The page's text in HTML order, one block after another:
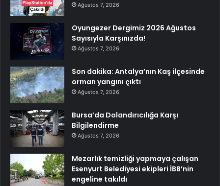
Ağustos 7, 2026
Oyungezer Dergimiz 2026 Ağustos
Sayısıyla Karşınızda!
Ağustos 7, 2026
Son dakika: Antalya’nın Kaş ilçesinde
orman yangını çıktı
Ağustos 7, 2026
Bursa’da Dolandırıcılığa Karşı
Bilgilendirme
Ağustos 7, 2026
Mezarlık temizliği yapmaya çalışan
Esenyurt Belediyesi ekipleri İBB’nin
engeline takıldı